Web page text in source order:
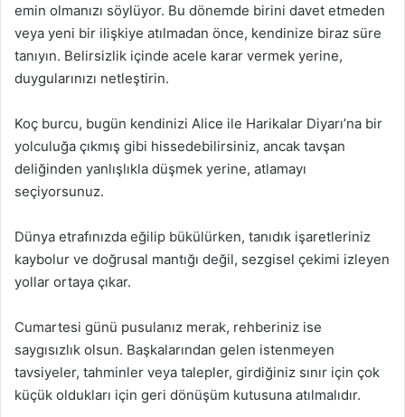
emin olmanızı söylüyor. Bu dönemde birini davet etmeden
veya yeni bir ilişkiye atılmadan önce, kendinize biraz süre
tanıyın. Belirsizlik içinde acele karar vermek yerine,
duygularınızı netleştirin.
Koç burcu, bugün kendinizi Alice ile Harikalar Diyarı’na bir
yolculuğa çıkmış gibi hissedebilirsiniz, ancak tavşan
deliğinden yanlışlıkla düşmek yerine, atlamayı
seçiyorsunuz.
Dünya etrafınızda eğilip bükülürken, tanıdık işaretleriniz
kaybolur ve doğrusal mantığı değil, sezgisel çekimi izleyen
yollar ortaya çıkar.
Cumartesi günü pusulanız merak, rehberiniz ise
saygısızlık olsun. Başkalarından gelen istenmeyen
tavsiyeler, tahminler veya talepler, girdiğiniz sınır için çok
küçük oldukları için geri dönüşüm kutusuna atılmalıdır.